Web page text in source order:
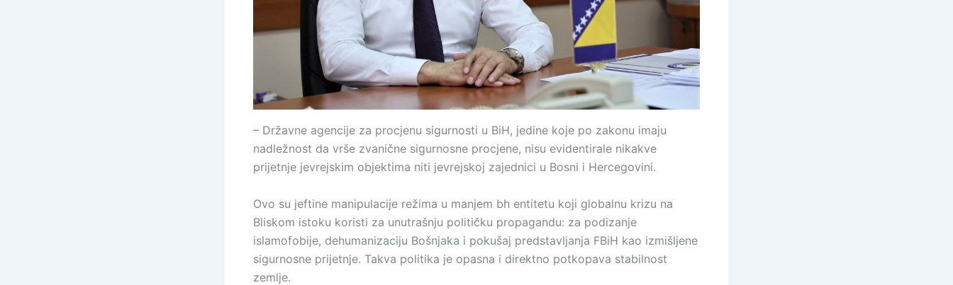
– Državne agencije za procjenu sigurnosti u BiH, jedine koje po zakonu imaju
nadležnost da vrše zvanične sigurnosne procjene, nisu evidentirale nikakve
prijetnje jevrejskim objektima niti jevrejskoj zajednici u Bosni i Hercegovini.
Ovo su jeftine manipulacije režima u manjem bh entitetu koji globalnu krizu na
Bliskom istoku koristi za unutrašnju političku propagandu: za podizanje
islamofobije, dehumanizaciju Bošnjaka i pokušaj predstavljanja FBiH kao izmišljene
sigurnosne prijetnje. Takva politika je opasna i direktno potkopava stabilnost
zemlje.